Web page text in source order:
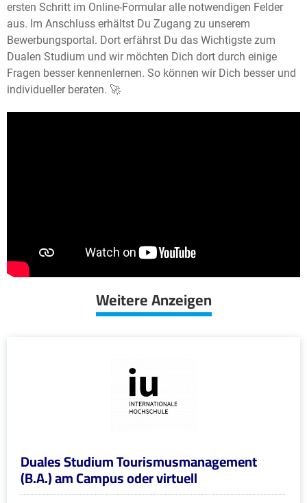
ersten Schritt im Online-Formular alle notwendigen Felder
aus. Im Anschluss erhältst Du Zugang zu unserem
Bewerbungsportal. Dort erfährst Du das Wichtigste zum
Dualen Studium und wir möchten Dich dort durch einige
Fragen besser kennenlernen. So können wir Dich besser und
individueller beraten. 🚀
Weitere Anzeigen
Duales Studium Tourismusmanagement
(B.A.) am Campus oder virtuell